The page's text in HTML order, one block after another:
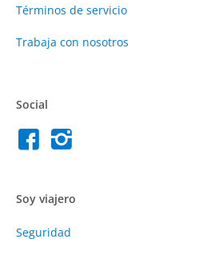
Términos de servicio
Trabaja con nosotros
Social
Soy viajero
Seguridad